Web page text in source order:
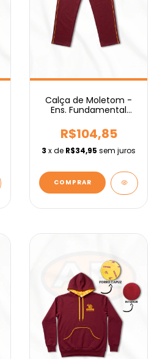
Calça de Moletom -
Ens. Fundamental
R$104,85
3 x de R$34,95 sem juros
COMPRAR